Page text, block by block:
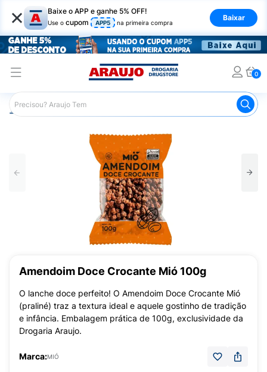
× Baixe o APP e ganhe 5% OFF!
Use o cupom APP5 na primeira compra
Baixar
0
Araujo Mercado Amendoim
Amendoim Doce Crocante Mió 100g
O lanche doce perfeito! O Amendoim Doce Crocante Mió
(praliné) traz a textura ideal e aquele gostinho de tradição
e infância. Embalagem prática de 100g, exclusividade da
Drogaria Araujo.
Marca:MIÓ